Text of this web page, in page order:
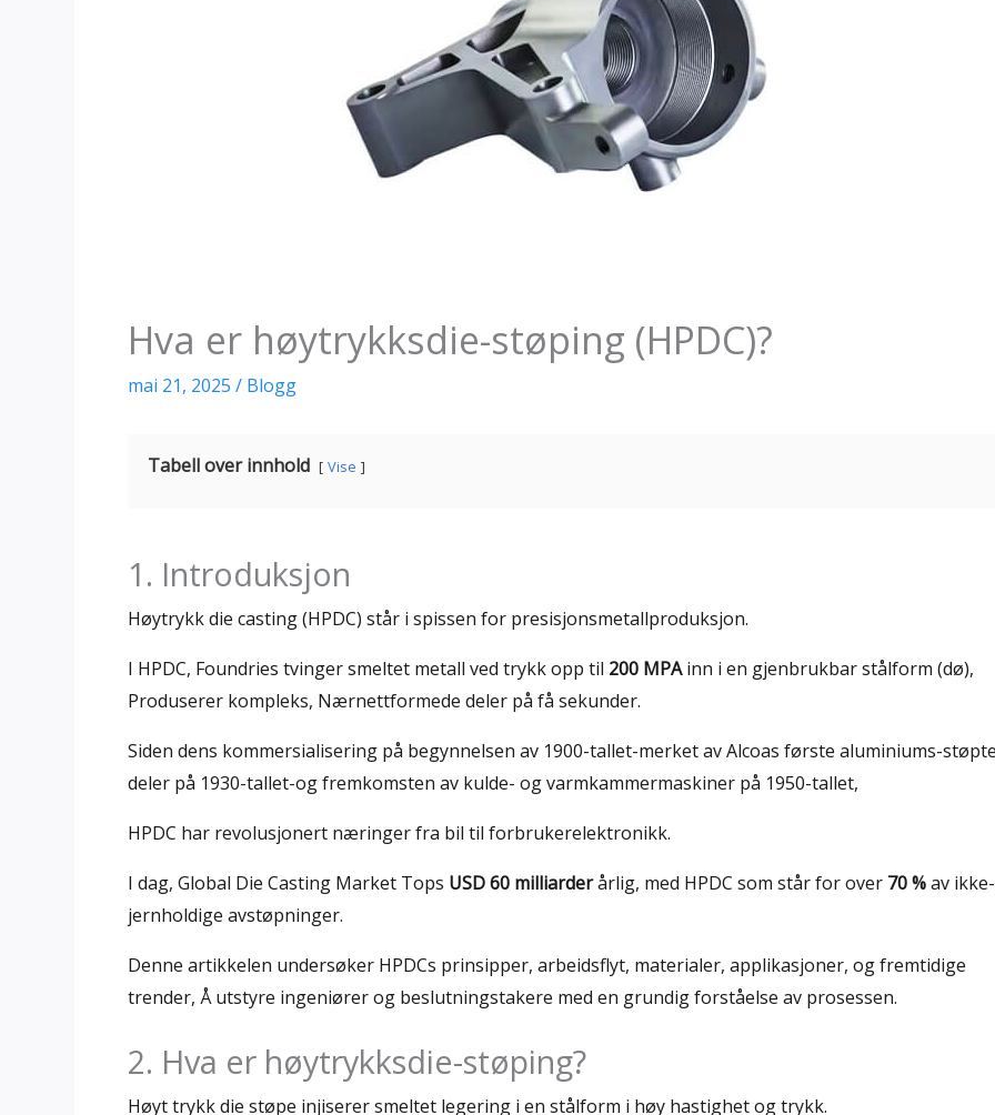
Hva er høytrykksdie-støping (HPDC)?
mai 21, 2025 / Blogg
Tabell over innhold Vise
1. Introduksjon
Høytrykk die casting (HPDC) står i spissen for presisjonsmetallproduksjon.
I HPDC, Foundries tvinger smeltet metall ved trykk opp til 200 MPAinn i en gjenbrukbar stålform (dø),
Produserer kompleks, Nærnettformede deler på få sekunder.
Siden dens kommersialisering på begynnelsen av 1900-tallet-merket av Alcoas første aluminiums-støpte
deler på 1930-tallet-og fremkomsten av kulde- og varmkammermaskiner på 1950-tallet,
HPDC har revolusjonert næringer fra bil til forbrukerelektronikk.
I dag, Global Die Casting Market Tops USD 60 milliarderårlig, med HPDC som står for over 70 %av ikke-
jernholdige avstøpninger.
Denne artikkelen undersøker HPDCs prinsipper, arbeidsflyt, materialer, applikasjoner, og fremtidige
trender, Å utstyre ingeniører og beslutningstakere med en grundig forståelse av prosessen.
2. Hva er høytrykksdie-støping?
Høyt trykk die støpe injiserer smeltet legering i en stålform i høy hastighet og trykk.